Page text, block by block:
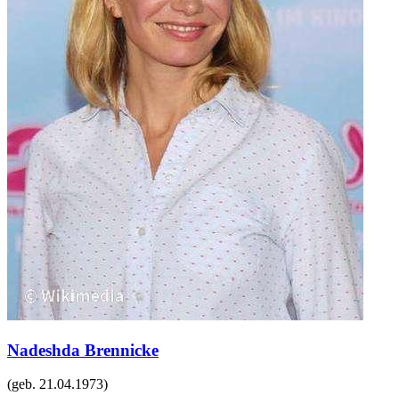
Nadeshda Brennicke
(geb. 21.04.1973)